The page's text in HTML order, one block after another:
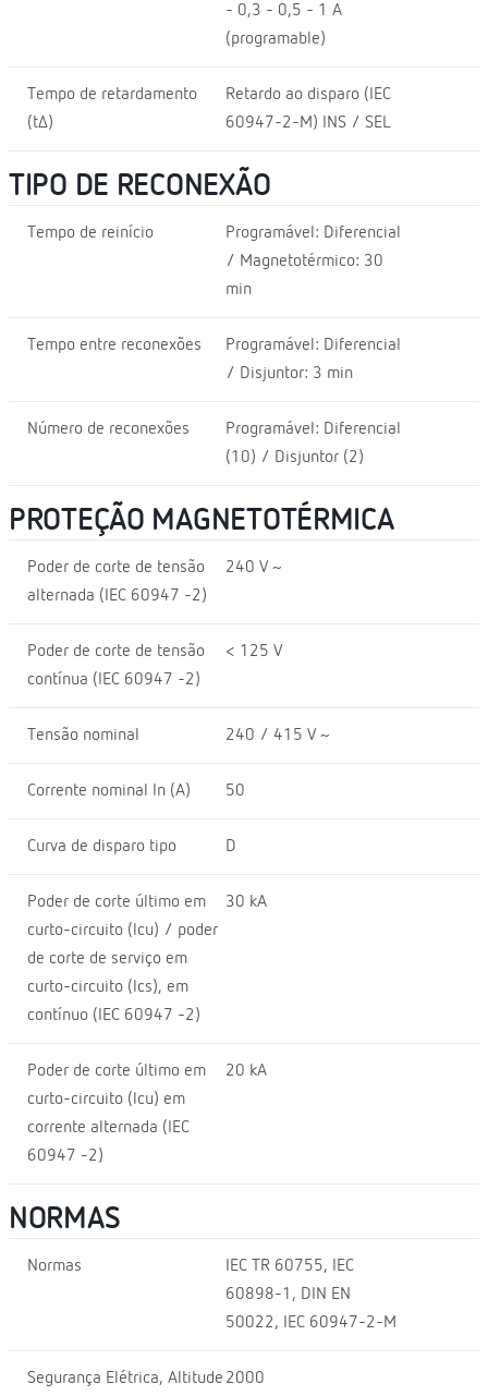
- 0,3 - 0,5 - 1 A
(programable)
Tempo de retardamento
(t∆)
Retardo ao disparo (IEC
60947-2-M) INS / SEL
TIPO DE RECONEXÃO
Tempo de reinício
Programável: Diferencial
/ Magnetotérmico: 30
min
Tempo entre reconexões
Programável: Diferencial
/ Disjuntor: 3 min
Número de reconexões
Programável: Diferencial
(10) / Disjuntor (2)
PROTEÇÃO MAGNETOTÉRMICA
Poder de corte de tensão
alternada (IEC 60947 -2)
240 V ~
Poder de corte de tensão
contínua (IEC 60947 -2)
< 125 V
Tensão nominal 240 / 415 V ~
Corrente nominal In (A) 50
Curva de disparo tipo D
Poder de corte último em
curto-circuito (lcu) / poder
de corte de serviço em
curto-circuito (lcs), em
contínuo (IEC 60947 -2)
30 kA
Poder de corte último em
curto-circuito (lcu) em
corrente alternada (IEC
60947 -2)
20 kA
NORMAS
Normas
IEC TR 60755, IEC
60898-1, DIN EN
50022, IEC 60947-2-M
Segurança Elétrica, Altitude 2000